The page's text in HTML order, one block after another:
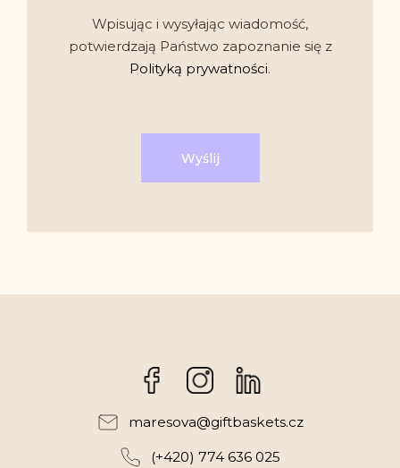
Wpisując i wysyłając wiadomość,
potwierdzają Państwo zapoznanie się z
Polityką prywatności.
Wyślij
FacebookInstagram
maresova@giftbaskets.cz
(+420) 774 636 025